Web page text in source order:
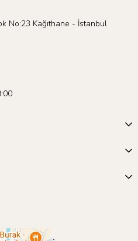
No:23 Kağıthane - İstanbul